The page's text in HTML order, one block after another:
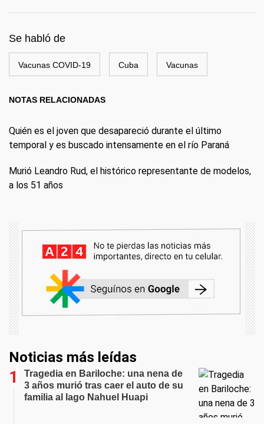
Se habló de
Vacunas COVID-19 Cuba Vacunas
NOTAS RELACIONADAS
Quién es el joven que desapareció durante el último
temporal y es buscado intensamente en el río Paraná
Murió Leandro Rud, el histórico representante de modelos,
a los 51 años
Noticias más leídas
Tragedia en Bariloche: una nena de
3 años murió tras caer el auto de su
familia al lago Nahuel Huapi